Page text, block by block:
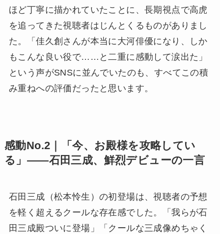
ほど丁寧に描かれていたことに、長期視点で高虎
を追ってきた視聴者はじんとくるものがありまし
た。「佳久創さんが本当に大河俳優になり、しか
もこんな良い役で……と二重に感動して涙出た」
という声がSNSに並んでいたのも、すべてこの積
み重ねへの評価だったと思います。
感動No.2｜「今、お殿様を攻略してい
る」——石田三成、鮮烈デビューの一言
石田三成（松本怜生）の初登場は、視聴者の予想
を軽く超えるクールな存在感でした。「我らが石
田三成殿ついに登場」「クールな三成像めちゃく